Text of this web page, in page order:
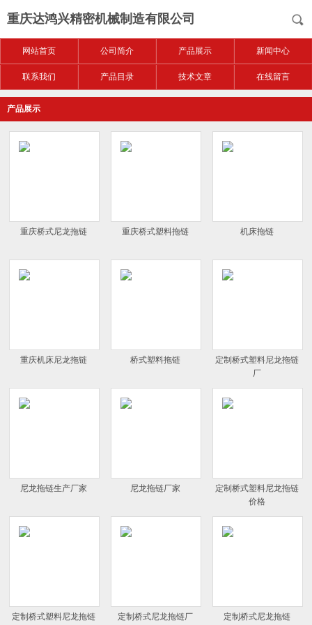
重庆达鸿兴精密机械制造有限公司
网站首页 公司简介 产品展示 新闻中心
联系我们 产品目录 技术文章 在线留言
产品展示
重庆桥式尼龙拖链 重庆桥式塑料拖链 机床拖链
重庆机床尼龙拖链 桥式塑料拖链
定制桥式塑料尼龙拖链
厂
尼龙拖链生产厂家 尼龙拖链厂家
定制桥式塑料尼龙拖链
价格
定制桥式塑料尼龙拖链 定制桥式尼龙拖链厂 定制桥式尼龙拖链